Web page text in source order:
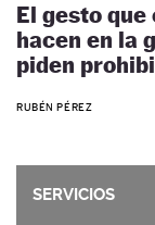
El gesto
hacen en la
piden
RUBÉN PÉREZ